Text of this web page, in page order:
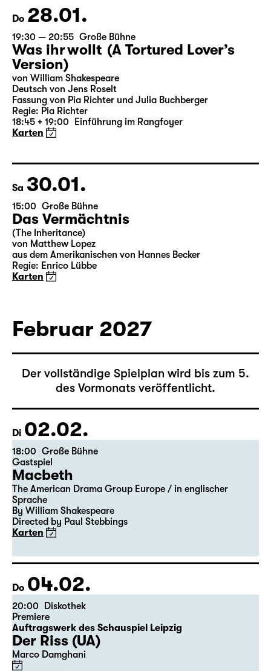
Do 28.01.
19:30 — 20:55 Große Bühne
Was ihr wollt (A Tortured Lover’s
Version)
von William Shakespeare
Deutsch von Jens Roselt
Fassung von Pia Richter und Julia Buchberger
Regie: Pia Richter
18:45 + 19:00
Einführung im Rangfoyer
Karten
Sa 30.01.
15:00 Große Bühne
Das Vermächtnis
(The Inheritance)
von Matthew Lopez
aus dem Amerikanischen von Hannes Becker
Regie: Enrico Lübbe
Karten
Februar 2027
Der vollständige Spielplan wird bis zum 5.
des Vormonats veröffentlicht.
Di 02.02.
18:00 Große Bühne
Gastspiel
Macbeth
The American Drama Group Europe / in englischer
Sprache
By William Shakespeare
Directed by Paul Stebbings
Karten
Do 04.02.
20:00
Diskothek
Premiere
Auftragswerk des Schauspiel Leipzig
Der Riss (UA)
Marco Damghani